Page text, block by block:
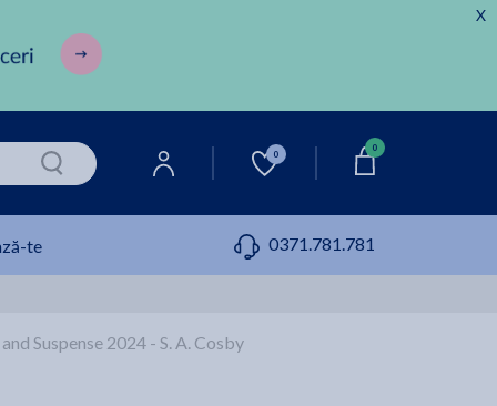
X
0
0
te 0371.781.781
Suspense 2024 - S. A. Cosby